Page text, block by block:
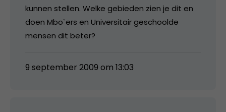
kunnen stellen. Welke gebieden zien je dit en
doen Mbo`ers en Universitair geschoolde
mensen dit beter?
9 september 2009 om 13:03